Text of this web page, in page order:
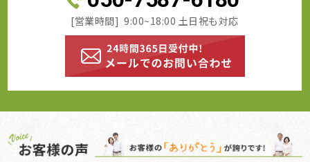
[営業時間] 9:00~18:00 土日祝も対応